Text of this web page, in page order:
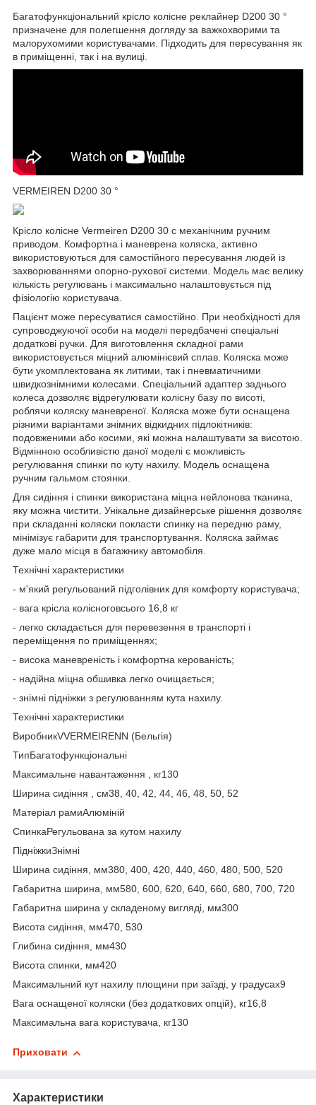
Багатофункціональний крісло колісне реклайнер D200 30 °
призначене для полегшення догляду за важкохворими та
малорухомими користувачами. Підходить для пересування як
в приміщенні, так і на вулиці.
VERMEIREN D200 30 °
Крісло колісне Vermeiren D200 30 c механічним ручним
приводом. Комфортна і маневрена коляска, активно
використовуються для самостійного пересування людей із
захворюваннями опорно-рухової системи. Модель має велику
кількість регулювань і максимально налаштовується під
фізіологію користувача.
Пацієнт може пересуватися самостійно. При необхідності для
супроводжуючої особи на моделі передбачені спеціальні
додаткові ручки. Для виготовлення складної рами
використовується міцний алюмінієвий сплав. Коляска може
бути укомплектована як литими, так і пневматичними
швидкознімними колесами. Спеціальний адаптер заднього
колеса дозволяє відрегулювати колісну базу по висоті,
роблячи коляску маневреної. Коляска може бути оснащена
різними варіантами знімних відкидних підлокітників:
подовженими або косими, які можна налаштувати за висотою.
Відмінною особливістю даної моделі є можливість
регулювання спинки по куту нахилу. Модель оснащена
ручним гальмом стоянки.
Для сидіння і спинки використана міцна нейлонова тканина,
яку можна чистити. Унікальне дизайнерське рішення дозволяє
при складанні коляски покласти спинку на передню раму,
мінімізує габарити для транспортування. Коляска займає
дуже мало місця в багажнику автомобіля.
Технічні характеристики
- м'який регульований підголівник для комфорту користувача;
- вага крісла колісноговсього 16,8 кг
- легко складається для перевезення в транспорті і
переміщення по приміщеннях;
- висока маневреність і комфортна керованість;
- надійна міцна обшивка легко очищається;
- знімні підніжки з регулюванням кута нахилу.
Технічні характеристики
ВиробникVVERMEIRENN (Бельгія)
ТипБагатофункціональні
Максимальне навантаження , кг130
Ширина сидіння , см38, 40, 42, 44, 46, 48, 50, 52
Матеріал рамиАлюміній
СпинкаРегульована за кутом нахилу
ПідніжкиЗнімні
Ширина сидіння, мм380, 400, 420, 440, 460, 480, 500, 520
Габаритна ширина, мм580, 600, 620, 640, 660, 680, 700, 720
Габаритна ширина у складеному вигляді, мм300
Висота сидіння, мм470, 530
Глибина сидіння, мм430
Висота спинки, мм420
Максимальний кут нахилу площини при заїзді, у градусах9
Вага оснащеної коляски (без додаткових опцій), кг16,8
Максимальна вага користувача, кг130
Приховати
Характеристики